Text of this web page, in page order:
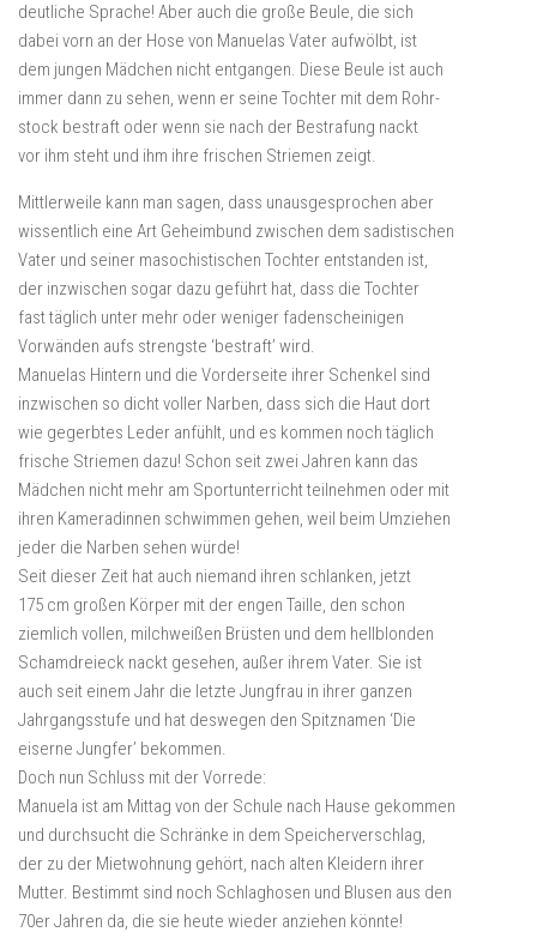
deutliche Sprache! Aber auch die große Beule, die sich
dabei vorn an der Hose von Manuelas Vater aufwölbt, ist
dem jungen Mädchen nicht entgangen. Diese Beule ist auch
immer dann zu sehen, wenn er seine Tochter mit dem Rohr-
stock bestraft oder wenn sie nach der Bestrafung nackt
vor ihm steht und ihm ihre frischen Striemen zeigt.
Mittlerweile kann man sagen, dass unausgesprochen aber
wissentlich eine Art Geheimbund zwischen dem sadistischen
Vater und seiner masochistischen Tochter entstanden ist,
der inzwischen sogar dazu geführt hat, dass die Tochter
fast täglich unter mehr oder weniger fadenscheinigen
Vorwänden aufs strengste ‘bestraft’ wird.
Manuelas Hintern und die Vorderseite ihrer Schenkel sind
inzwischen so dicht voller Narben, dass sich die Haut dort
wie gegerbtes Leder anfühlt, und es kommen noch täglich
frische Striemen dazu! Schon seit zwei Jahren kann das
Mädchen nicht mehr am Sportunterricht teilnehmen oder mit
ihren Kameradinnen schwimmen gehen, weil beim Umziehen
jeder die Narben sehen würde!
Seit dieser Zeit hat auch niemand ihren schlanken, jetzt
175 cm großen Körper mit der engen Taille, den schon
ziemlich vollen, milchweißen Brüsten und dem hellblonden
Schamdreieck nackt gesehen, außer ihrem Vater. Sie ist
auch seit einem Jahr die letzte Jungfrau in ihrer ganzen
Jahrgangsstufe und hat deswegen den Spitznamen ‘Die
eiserne Jungfer’ bekommen.
Doch nun Schluss mit der Vorrede:
Manuela ist am Mittag von der Schule nach Hause gekommen
und durchsucht die Schränke in dem Speicherverschlag,
der zu der Mietwohnung gehört, nach alten Kleidern ihrer
Mutter. Bestimmt sind noch Schlaghosen und Blusen aus den
70er Jahren da, die sie heute wieder anziehen könnte!